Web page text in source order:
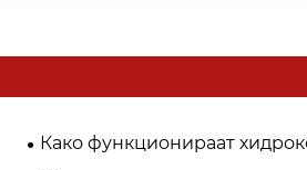
Како функционираат